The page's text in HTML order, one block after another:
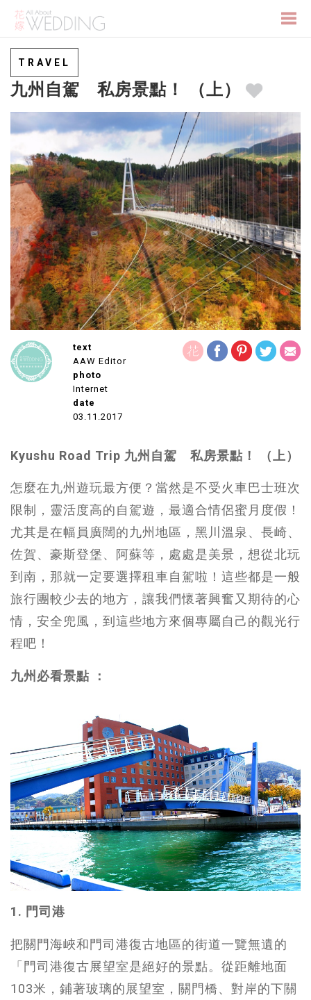
TRAVEL
九州自駕 私房景點！ （上）
text
AAW Editor
photo
Internet
date
03.11.2017
Kyushu Road Trip 九州自駕 私房景點！ （上）
怎麼在九州遊玩最方便？當然是不受火車巴士班次
限制，靈活度高的自駕遊，最適合情侶蜜月度假！
尤其是在幅員廣闊的九州地區，黑川溫泉、長崎、
佐賀、豪斯登堡、阿蘇等，處處是美景，想從北玩
到南，那就一定要選擇租車自駕啦！這些都是一般
旅行團較少去的地方，讓我們懷著興奮又期待的心
情，安全兜風，到這些地方來個專屬自己的觀光行
程吧！
九州必看景點 ：
1. 門司港
把關門海峽和門司港復古地區的街道一覽無遺的
「門司港復古展望室是絕好的景點。從距離地面
103米，鋪著玻璃的展望室，關門橋、對岸的下關